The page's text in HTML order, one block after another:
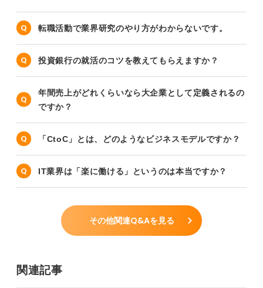
転職活動で業界研究のやり方がわからないです。
投資銀行の就活のコツを教えてもらえますか？
年間売上がどれくらいなら大企業として定義されるの
ですか？
「CtoC」とは、どのようなビジネスモデルですか？
IT業界は「楽に働ける」というのは本当ですか？
その他関連Q&Aを見る
関連記事